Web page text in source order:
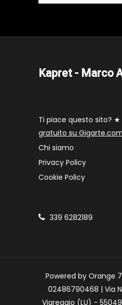
Kapret - Marco
Ti piace questo sito? ★
gratuito su
Chi siamo
Privacy Policy
Cookie Policy
339 6282189
Powered by Orange 7
02486790468 | Via
Viareggio (LU) -